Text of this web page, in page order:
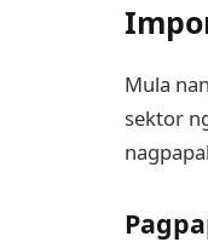
Mula
sektor